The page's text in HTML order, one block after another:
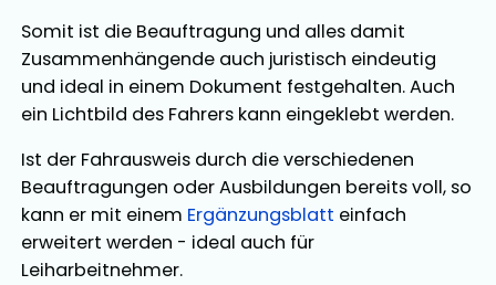
Somit ist die Beauftragung und alles damit
Zusammenhängende auch juristisch eindeutig
und ideal in einem Dokument festgehalten. Auch
ein Lichtbild des Fahrers kann eingeklebt werden.
Ist der Fahrausweis durch die verschiedenen
Beauftragungen oder Ausbildungen bereits voll, so
kann er mit einem Ergänzungsblatt einfach
erweitert werden - ideal auch für
Leiharbeitnehmer.